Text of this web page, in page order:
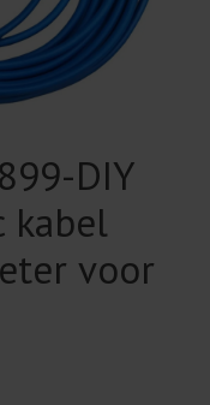
DIY
kabel
voor